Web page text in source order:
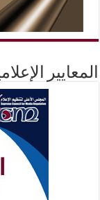
المعايير